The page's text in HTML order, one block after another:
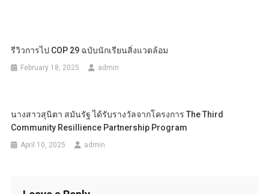
รีวิวการไป COP 29 ฉบับนักเรียนสิ่งแวดล้อม
February 18, 2025 admin
นางสาวสุนิตา สมันรัฐ ได้รับรางวัลจากโครงการ The Third
Community Resillience Partnership Program
April 10, 2025 admin